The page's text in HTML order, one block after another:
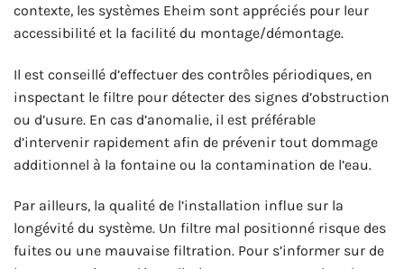
contexte, les systèmes Eheim sont appréciés pour leur
accessibilité et la facilité du montage/démontage.
Il est conseillé d’effectuer des contrôles périodiques, en
inspectant le filtre pour détecter des signes d’obstruction
ou d’usure. En cas d’anomalie, il est préférable
d’intervenir rapidement afin de prévenir tout dommage
additionnel à la fontaine ou la contamination de l’eau.
Par ailleurs, la qualité de l’installation influe sur la
longévité du système. Un filtre mal positionné risque des
fuites ou une mauvaise filtration. Pour s’informer sur de